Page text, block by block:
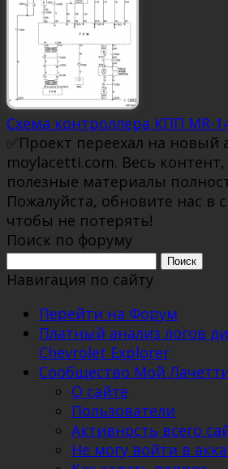
Схема контроллера КПП MR-
✅Проект переехал на новый
moylacetti.com. Весь
полезные материалы
Пожалуйста, обновите нас в
чтобы не потерять!
Поиск по форуму
Поиск:
Навигация по сайту
Перейти на Форум
Платный анализ логов
Chevrolet Explorer
Сообщество Мой
О сайте
Пользователи
Активность всего
Не могу войти в